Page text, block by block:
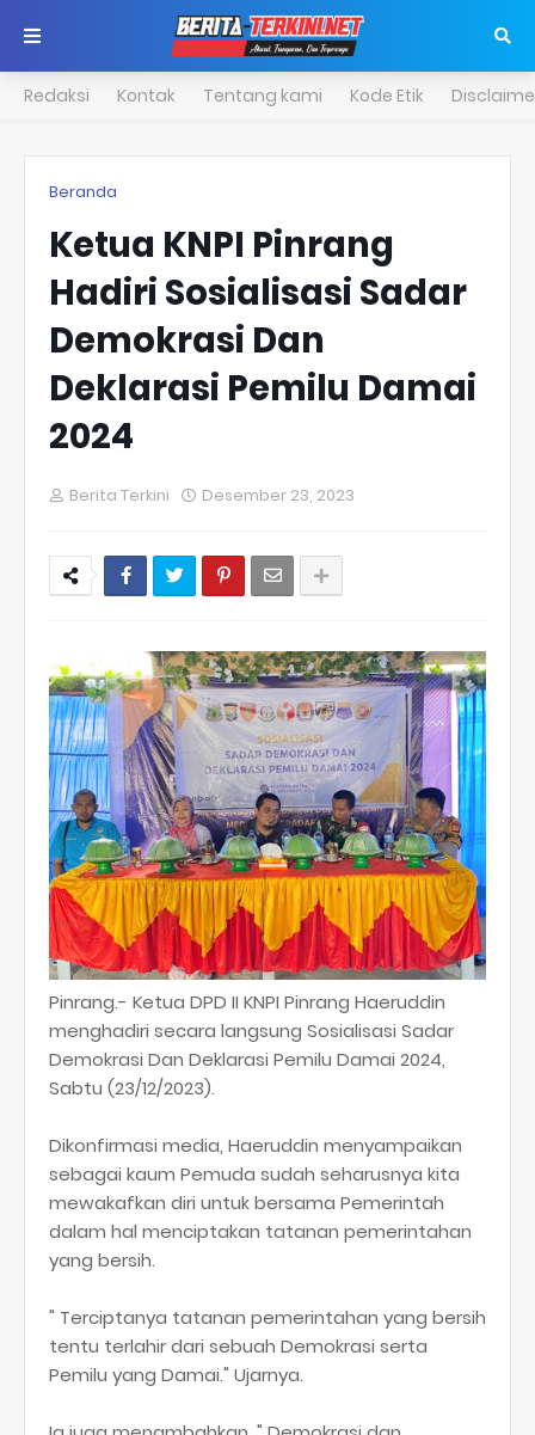
Redaksi Kontak Tentang kami Kode Etik
Beranda
Ketua KNPI Pinrang
Hadiri Sosialisasi Sadar
Demokrasi Dan
Deklarasi Pemilu Damai
2024
Berita Terkini Desember 23, 2023
Pinrang.- Ketua DPD II KNPI Pinrang Haeruddin
menghadiri secara langsung Sosialisasi Sadar
Demokrasi Dan Deklarasi Pemilu Damai 2024,
Sabtu (23/12/2023).
Dikonfirmasi media, Haeruddin menyampaikan
sebagai kaum Pemuda sudah seharusnya kita
mewakafkan diri untuk bersama Pemerintah
dalam hal menciptakan tatanan pemerintahan
yang bersih.
" Terciptanya tatanan pemerintahan yang bersih
tentu terlahir dari sebuah Demokrasi serta
Pemilu yang Damai." Ujarnya.